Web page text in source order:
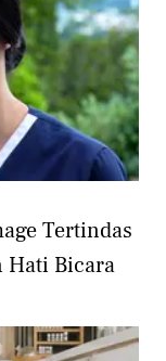
Tertindas
Hati Bicara